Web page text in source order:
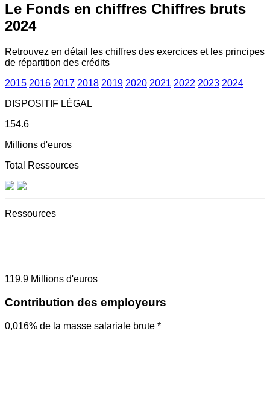
Le Fonds en chiffres Chiffres bruts
2024
Retrouvez en détail les chiffres des exercices et les principes
de répartition des crédits
2015 2016 2017 2018 2019 2020 2021 2022 2023 2024
DISPOSITIF LÉGAL
154.6
Millions d'euros
Total Ressources
Ressources
119.9 Millions d'euros
Contribution des employeurs
0,016% de la masse salariale brute *